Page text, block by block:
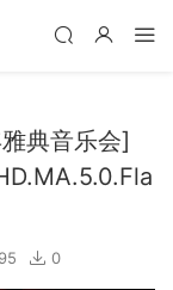
典音乐会]
0